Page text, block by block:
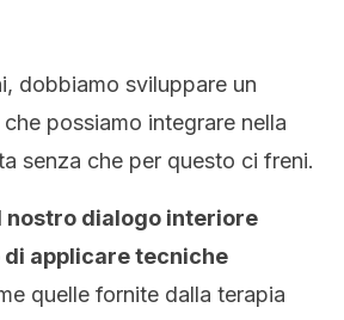
dobbiamo sviluppare un
possiamo integrare nella
senza che per questo ci freni.
nostro dialogo interiore
applicare tecniche
quelle fornite dalla terapia